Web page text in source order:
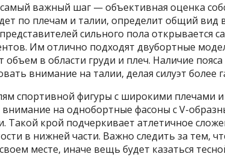
важный шаг — объективная оценка
по плечам и талии, определит общий вид
сильного пола открывается
Им отлично подходят двубортные
объем в области груди и плеч. Наличие
внимание на талии, делая силуэт более
спортивной фигуры с широкими плечами и
на однобортные фасоны с V-
Такой крой подчеркивает атлетичное
в нижней части. Важно следить за тем,
месте, иначе вещь будет казаться